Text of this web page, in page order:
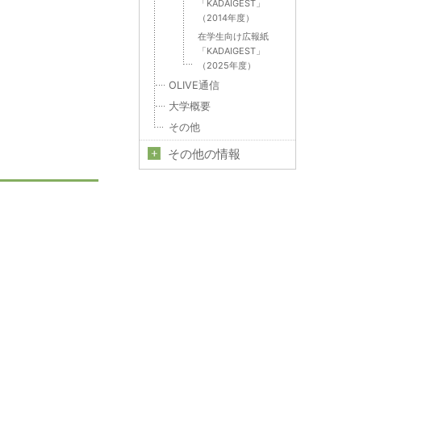
「KADAIGEST」
（2014年度）
在学生向け広報紙
「KADAIGEST」
（2025年度）
OLIVE通信
大学概要
その他
その他の情報